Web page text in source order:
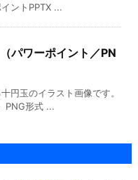
ントPPTX ...
パワーポイント／PN
円玉のイラスト画像です。
PNG形式 ...